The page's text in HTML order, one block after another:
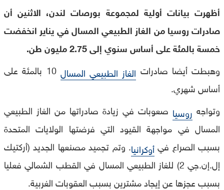
أظهرت بيانات أولية لمجموعة بورصات لندن، الاثنين أن
صادرات روسيا من الغاز الطبيعي المسال في يناير انخفضت
خمسة بالمئة على أساس سنوي إلى 2.75 مليون طن.
وهبطت أيضا صادرات الغاز الطبيعي المسال
10 بالمئة على
أساس شهري.
وتواجه روسيا صعوبات في زيادة صادراتها من الغاز الطبيعي
المسال في مواجهة القيود التي فرضتها الولايات المتحدة
بسبب الصراع فيأوكرانيا
. وتم تجميد مصنعها الجديد‭ ‬(أركتيك
إل.إن.جي 2) للغاز الطبيعي المسال في القطب الشمالي فعليا
بسبب عجزها عن إيجاد مشترين بسبب العقوبات الغربية.